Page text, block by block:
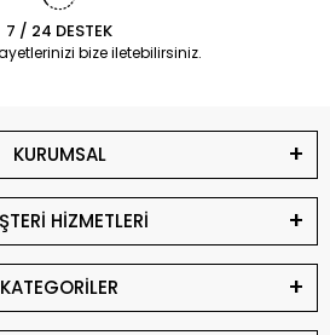
7 / 24 DESTEK
bize iletebilirsiniz.
KURUMSAL
HİZMETLERİ
KATEGORİLER